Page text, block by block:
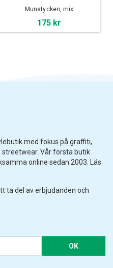
Munstycken, mix
175 kr
med fokus på graffiti,
Vår första butik
online sedan 2003. Läs
ta del av erbjudanden och
OK